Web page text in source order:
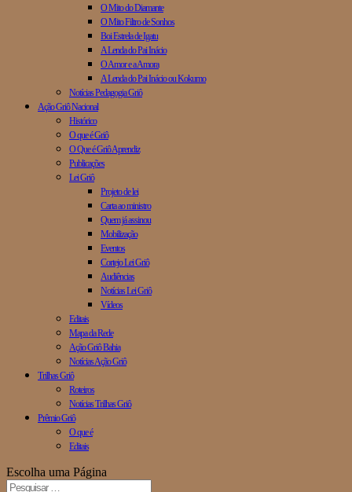
O Mito do Diamante
O Mito Filtro de Sonhos
Boi Estrela de Igatu
A Lenda do Pai Inácio
O Amor e a Amora
A Lenda do Pai Inácio ou Kokumo
Notícias Pedagogia Griô
Ação Griô Nacional
Histórico
O que é Griô
O Que é Griô Aprendiz
Publicações
Lei Griô
Projeto de lei
Carta ao ministro
Quem já assinou
Mobilização
Eventos
Cortejo Lei Griô
Audiências
Notícias Lei Griô
Vídeos
Editais
Mapa da Rede
Ação Griô Bahia
Notícias Ação Griô
Trilhas Griô
Roteiros
Notícias Trilhas Griô
Prêmio Griô
O que é
Editais
Escolha uma Página